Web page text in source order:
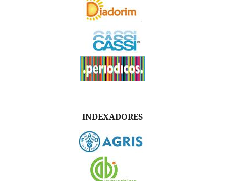
INDEXADORES